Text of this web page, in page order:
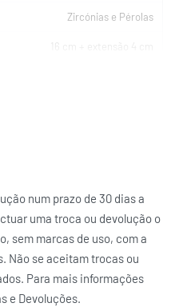
Zircónias e Pérolas
16 cm + extensão 4 cm
num prazo de 30 dias a
uma troca ou devolução o
sem marcas de uso, com a
Não se aceitam trocas ou
Para mais informações
e Devoluções.